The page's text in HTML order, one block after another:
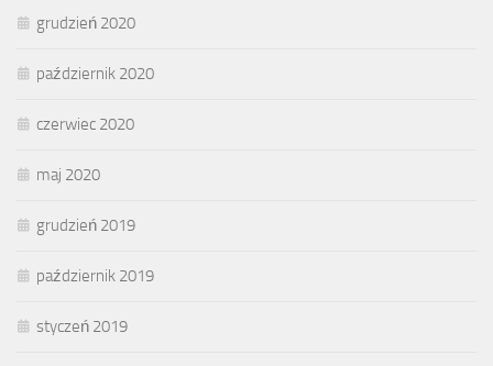
grudzień 2020
październik 2020
czerwiec 2020
maj 2020
grudzień 2019
październik 2019
styczeń 2019